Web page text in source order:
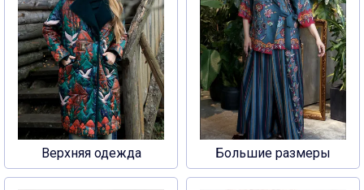
Верхняя одежда Большие размеры